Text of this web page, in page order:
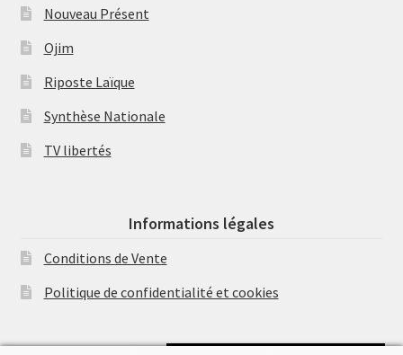
Nouveau Présent
Ojim
Riposte Laïque
Synthèse Nationale
TV libertés
Informations légales
Conditions de Vente
Politique de confidentialité et cookies